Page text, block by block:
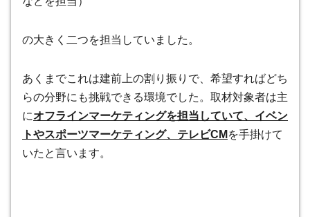
の大きく二つを担当していました。
あくまでこれは建前上の割り振りで、希望すればどち
らの分野にも挑戦できる環境でした。取材対象者は主
にオフラインマーケティングを担当していて、イベン
トやスポーツマーケティング、テレビCM を手掛けて
いたと言います。